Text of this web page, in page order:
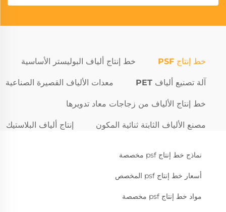
خط إنتاج PSF خط إنتاج ألياف البوليستر الأساسية
آلة تصنيع ألياف PET معدات الألياف القصيرة الصناعية
خط إنتاج الألياف من زجاجات معاد تدويرها
مصنع الألياف الثابتة ثنائية المكون إنتاج ألياف البلاستيك
نماذج خط إنتاج psf مخصصة
أسعار خط إنتاج psf المخصص
مواد خط إنتاج psf مخصصة